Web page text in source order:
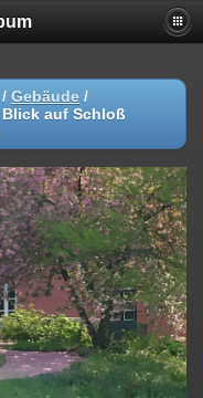
/ Gebäude /
Blick auf Schloß